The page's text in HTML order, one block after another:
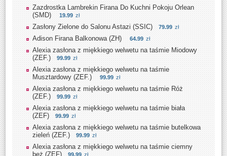
Zazdrostka Lambrekin Firana Do Kuchni Pokoju Orlean
(SMD)
19.99 zł
Zasłony Zielone do Salonu Astazi (SSIC) 79.99 zł
Adison Firana Balkonowa (ZH) 64.99 zł
Alexia zasłona z miękkiego welwetu na taśmie Miodowy
(ZEF.)
99.99 zł
Alexia zasłona z miękkiego welwetu na taśmie
Musztardowy (ZEF.)
99.99 zł
Alexia zasłona z miękkiego welwetu na taśmie Róż
(ZEF.)
99.99 zł
Alexia zasłona z miękkiego welwetu na taśmie biała
(ZEF)
99.99 zł
Alexia zasłona z miękkiego welwetu na taśmie butelkowa
zieleń (ZEF.)
99.99 zł
Alexia zasłona z miękkiego welwetu na taśmie ciemny
beż (ZEF)
99.99 zł